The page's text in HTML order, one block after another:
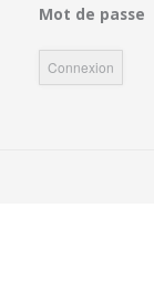
Mot de passe